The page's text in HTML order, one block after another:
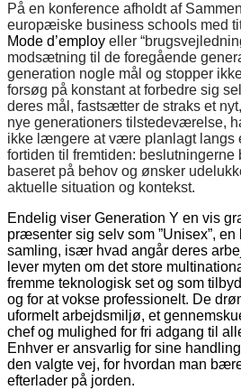
På en konference afholdt af
europæiske business schools med
Mode d’employ eller
modsætning til de foregående
generation nogle mål og stopper
forsøg på konstant at forbedre sig
deres mål, fastsætter de straks et nyt,
nye generationers tilstedeværelse,
ikke længere at være planlagt langs
fortiden til fremtiden: beslutningerne
baseret på behov og ønsker
aktuelle situation og kontekst.
Endelig viser Generation Y en vis
præsenter sig selv som ”Unisex”,
samling, især hvad angår deres
lever myten om det store
fremme teknologisk set og som
og for at vokse professionelt. De
uformelt arbejdsmiljø, et
chef og mulighed for fri adgang til
Enhver er ansvarlig for sine
den valgte vej, for hvordan man
efterlader på jorden.